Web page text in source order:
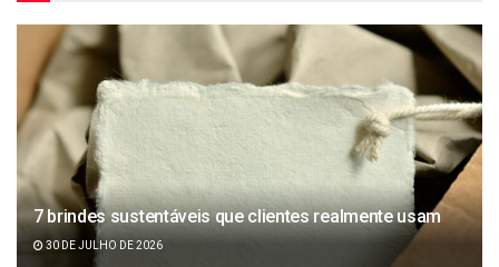
7 brindes sustentáveis que clientes realmente usam
30 DE JULHO DE 2026